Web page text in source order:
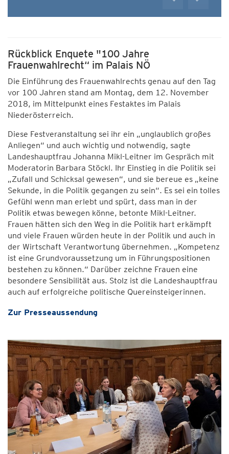
Rückblick Enquete "100 Jahre
Frauenwahlrecht“ im Palais NÖ
Die Einführung des Frauenwahlrechts genau auf den Tag
vor 100 Jahren stand am Montag, dem 12. November
2018, im Mittelpunkt eines Festaktes im Palais
Niederösterreich.
Diese Festveranstaltung sei ihr ein „unglaublich großes
Anliegen“ und auch wichtig und notwendig, sagte
Landeshauptfrau Johanna Mikl-Leitner im Gespräch mit
Moderatorin Barbara Stöckl. Ihr Einstieg in die Politik sei
„Zufall und Schicksal gewesen“, und sie bereue es „keine
Sekunde, in die Politik gegangen zu sein“. Es sei ein tolles
Gefühl wenn man erlebt und spürt, dass man in der
Politik etwas bewegen könne, betonte Mikl-Leitner.
Frauen hätten sich den Weg in die Politik hart erkämpft
und viele Frauen würden heute in der Politik und auch in
der Wirtschaft Verantwortung übernehmen. „Kompetenz
ist eine Grundvoraussetzung um in Führungspositionen
bestehen zu können.“ Darüber zeichne Frauen eine
besondere Sensibilität aus. Stolz ist die Landeshauptfrau
auch auf erfolgreiche politische Quereinsteigerinnen.
Zur Presseaussendung